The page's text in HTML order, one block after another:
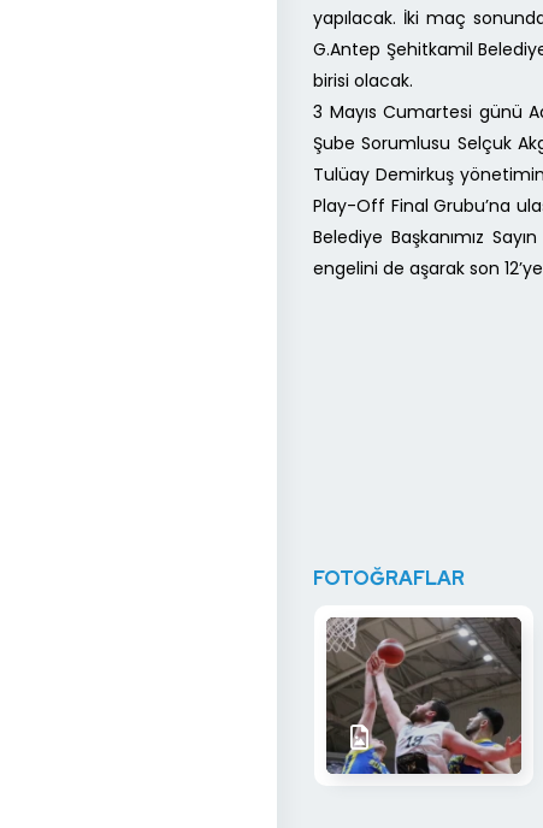
yapılacak. İki maç
G.Antep Şehitkamil
birisi olacak.
3 Mayıs Cumartesi günü
Şube Sorumlusu Selçuk
Tulüay Demirkuş
Play-Off Final Grubu’na
Belediye Başkanımız
engelini de aşarak son
FOTOĞRAFLAR